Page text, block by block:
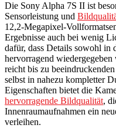
Die Sony Alpha 7S II ist
Sensorleistung und
12,2-Megapixel-
Ergebnisse auch bei wenig
dafür, dass Details sowohl in
hervorragend
reicht bis zu
selbst in nahezu kompletter
Eigenschaften bietet die
hervorragende Bildqualität,
Innenraumaufnahmen ein
verleihen.